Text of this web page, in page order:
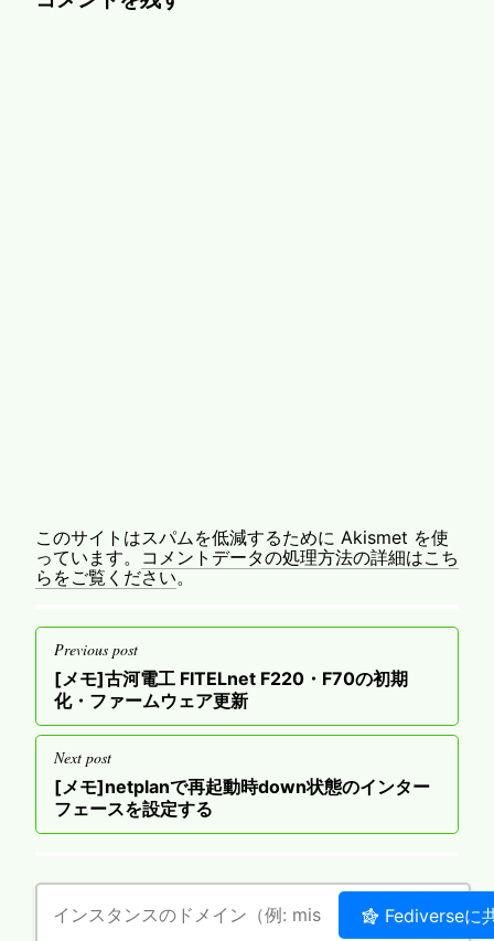
このサイトはスパムを低減するために Akismet を使
っています。 コメントデータの処理方法の詳細はこち
らをご覧ください。
投
稿
ナ
ビ
ゲ
ー
シ
ン
Previous post
Previous
post
[メモ]古河電工 FITELnet F220・F70の初期
化・ファームウェア更新
Next post
Next
post
[メモ]netplanで再起動時down状態のインター
フェースを設定する